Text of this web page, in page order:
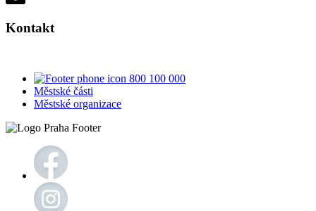
Kontakt
800 100 000
Městské části
Městské organizace